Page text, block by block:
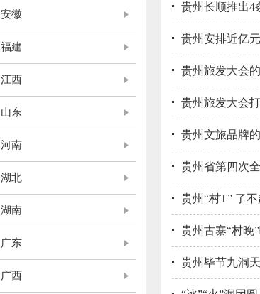
安徽
福建
江西
山东
河南
湖北
湖南
广东
广西
贵州长顺推出4
贵州安排近亿
贵州旅发大会
贵州旅发大会
贵州文旅品牌
贵州省第四次
贵州“村T” 了
贵州古寨“村晚
贵州毕节九洞